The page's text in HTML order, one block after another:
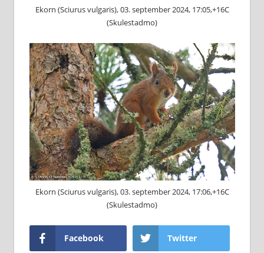
Ekorn (Sciurus vulgaris), 03. september 2024, 17:05,+16C
(Skulestadmo)
Ekorn (Sciurus vulgaris), 03. september 2024, 17:06,+16C
(Skulestadmo)
Facebook Twitter